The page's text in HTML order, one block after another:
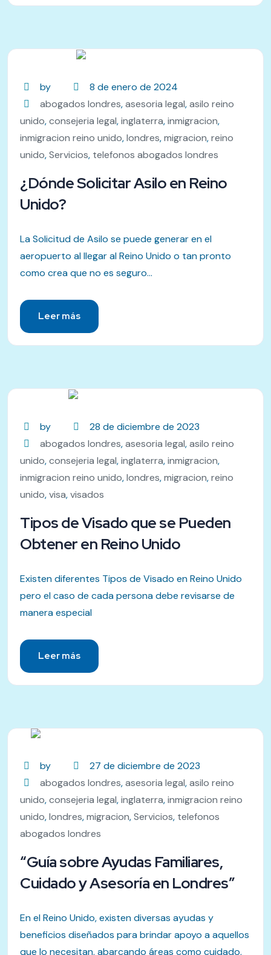
by
8 de enero de 2024
abogados londres,asesoria legal,asilo reino
unido,consejeria legal,inglaterra,inmigracion,
inmigracion reino unido,londres,migracion,reino
unido,Servicios, telefonos abogados londres
¿Dónde Solicitar Asilo en Reino
Unido?
La Solicitud de Asilo se puede generar en el
aeropuerto al llegar al Reino Unido o tan pronto
como crea que no es seguro...
Leer más
by
28 de diciembre de 2023
abogados londres,asesoria legal,asilo reino
unido,consejeria legal,inglaterra,inmigracion,
inmigracion reino unido,londres,migracion,reino
unido,visa,visados
Tipos de Visado que se Pueden
Obtener en Reino Unido
Existen diferentes Tipos de Visado en Reino Unido
pero el caso de cada persona debe revisarse de
manera especial
Leer más
by
27 de diciembre de 2023
abogados londres,asesoria legal,asilo reino
unido,consejeria legal,inglaterra,inmigracion reino
unido,londres,migracion,Servicios, telefonos
abogados londres
“Guía sobre Ayudas Familiares,
Cuidado y Asesoría en Londres”
En el Reino Unido, existen diversas ayudas y
beneficios diseñados para brindar apoyo a aquellos
que lo necesitan, abarcando áreas como cuidado,